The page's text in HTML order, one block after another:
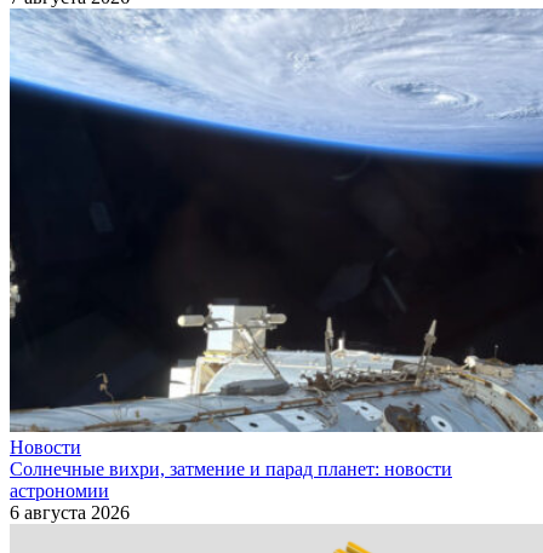
Новости
Солнечные вихри, затмение и парад планет: новости
астрономии
6 августа 2026